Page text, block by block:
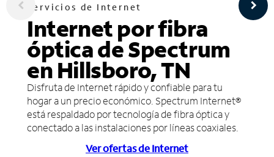
Servicios de Internet
Internet por fibra
óptica de Spectrum
en Hillsboro, TN
Disfruta de Internet rápido y confiable para tu
hogar a un precio económico. Spectrum Internet®
está respaldado por tecnología de fibra óptica y
conectado a las instalaciones por líneas coaxiales.
Ver ofertas de Internet